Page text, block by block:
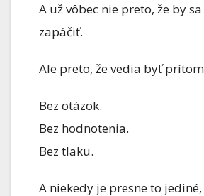
A už vôbec nie preto, že by
zapáčiť.
Ale preto, že vedia byť
Bez otázok.
Bez hodnotenia.
Bez tlaku.
A niekedy je presne to